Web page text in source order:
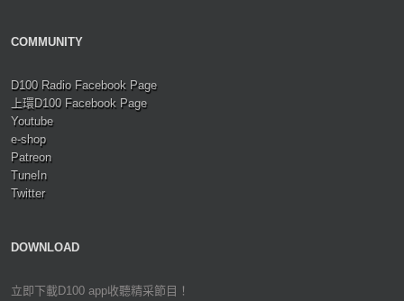
COMMUNITY
D100 Radio Facebook Page
上環D100 Facebook Page
Youtube
e-shop
Patreon
TuneIn
Twitter
DOWNLOAD
立即下載D100 app收聽精采節目！